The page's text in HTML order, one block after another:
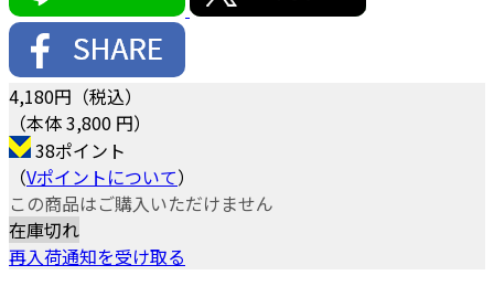
4,180円（税込）
（本体 3,800 円）
38ポイント
（Vポイントについて）
この商品はご購入いただけません
在庫切れ
再入荷通知を受け取る